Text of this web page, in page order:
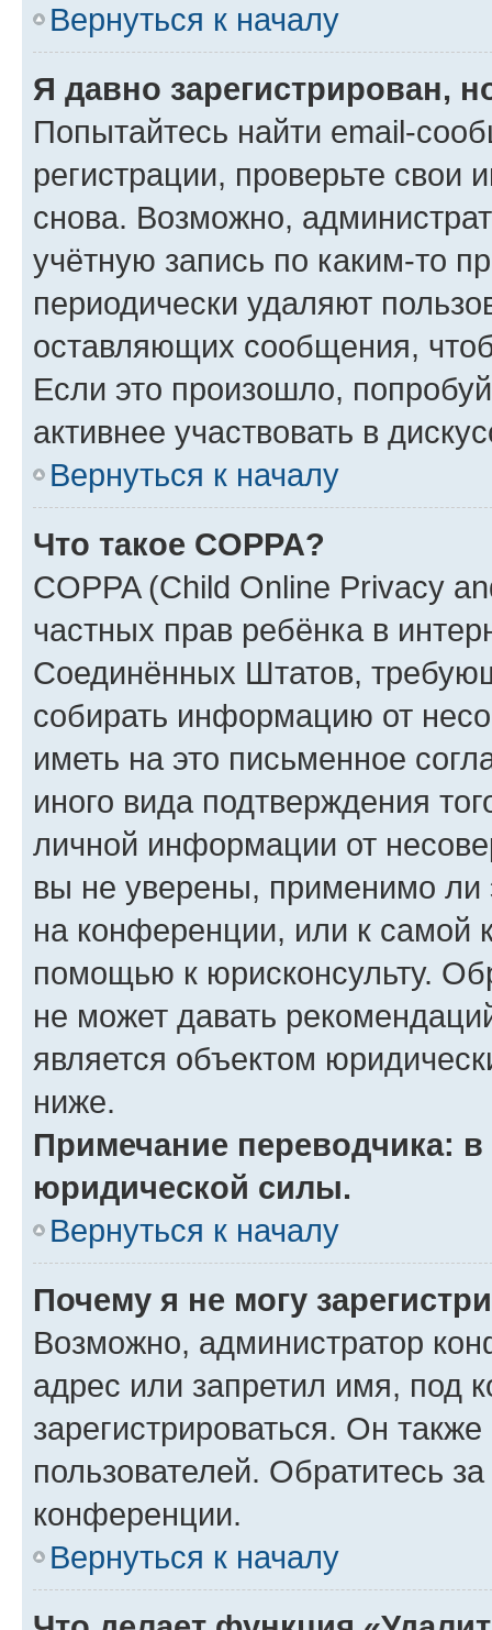
Вернуться к началу
Я давно зарегистрирован,
Попытайтесь найти email-
регистрации, проверьте свои
снова. Возможно,
учётную запись по каким-то
периодически удаляют
оставляющих сообщения,
Если это произошло,
активнее участвовать в
Вернуться к началу
Что такое COPPA?
COPPA (Child Online Privacy
частных прав ребёнка в
Соединённых Штатов,
собирать информацию от
иметь на это письменное
иного вида подтверждения
личной информации от
вы не уверены, применимо ли
на конференции, или к самой
помощью к юрисконсульту.
не может давать
является объектом
ниже.
Примечание переводчика:
юридической силы.
Вернуться к началу
Почему я не могу
Возможно, администратор
адрес или запретил имя, под
зарегистрироваться. Он
пользователей. Обратитесь
конференции.
Вернуться к началу